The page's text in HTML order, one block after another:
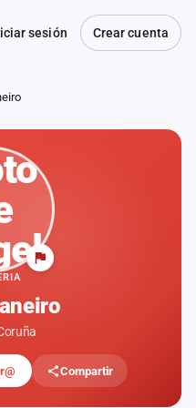
sesión Crear cuenta
Compartir